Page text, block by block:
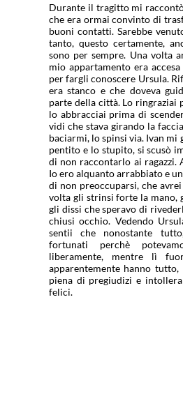
Durante il tragitto mi
che era ormai convinto di
buoni contatti. Sarebbe
tanto, questo certamente,
sono per sempre. Una volta
mio appartamento era
per fargli conoscere Ursula.
era stanco e che doveva
parte della città. Lo ringraziai
lo abbracciai prima di
vidi che stava girando la
baciarmi, lo spinsi via. Ivan mi
pentito e lo stupito, si scusò
di non raccontarlo ai ragazzi.
Io ero alquanto arrabbiato e
di non preoccuparsi, che
volta gli strinsi forte la mano,
gli dissi che speravo di
chiusi occhio. Vedendo
sentii che nonostante
fortunati perchè
liberamente, mentre lì
apparentemente hanno
piena di pregiudizi e
felici.